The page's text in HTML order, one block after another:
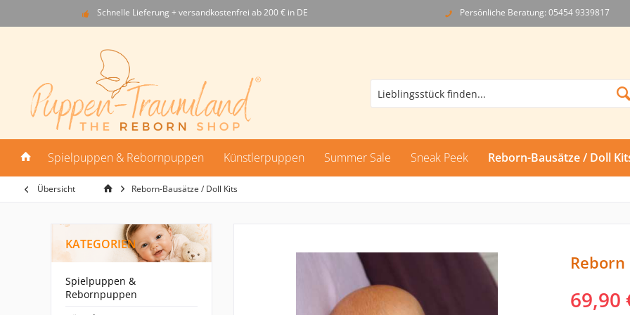
Schnelle Lieferung + versandkostenfrei ab 200 € in DE Persönliche Beratung: 05454 9339817
Spielpuppen & Rebornpuppen Künstlerpuppen Summer Sale Sneak Peek Reborn-Bausätze / Doll
Übersicht Reborn-Bausätze / Doll Kits
KATEGORIEN
Spielpuppen &
Rebornpuppen
69,90